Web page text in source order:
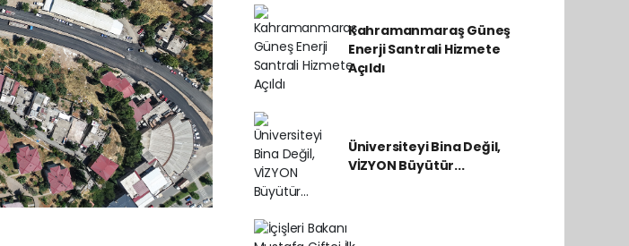
Kahramanmaraş Güneş
Enerji Santrali Hizmete
Açıldı
Üniversiteyi Bina Değil,
VİZYON Büyütür...